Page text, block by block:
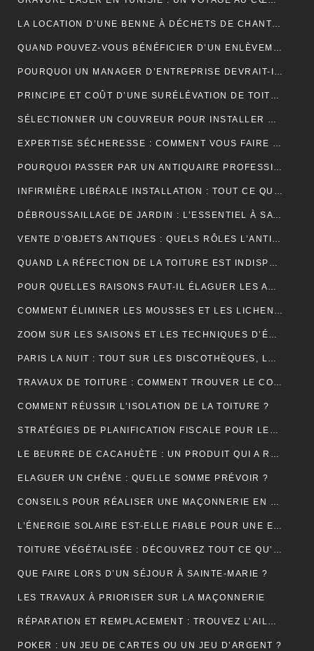
LA LOCATION D’UNE BENNE À DÉCHETS DE CHANTIER POUR UNE ENTREPRISE
QUAND POUVEZ-VOUS BÉNÉFICIER D’UN ENLÈVEMENT D’ÉPAVE GRATUIT EN FRANCE ? : GUIDE COMPLET
POURQUOI UN MANAGER D’ENTREPRISE DEVRAIT-IL SUIVRE UNE FORMATION EN COMMUNICATION ?
PRINCIPE ET COÛT D’UNE SURÉLÉVATION DE TOITURE
SÉLECTIONNER UN COUVREUR POUR INSTALLER ET ENTRETENIR VOTRE TOIT
EXPERTISE SÉCHERESSE : COMMENT VOUS FAIRE INDEMNISER PAR VOTRE ASSURANCE HABITATION ?
POURQUOI PASSER PAR UN ANTIQUAIRE PROFESSIONNEL ?
INFIRMIÈRE LIBÉRALE INSTALLATION : TOUT CE QUE VOUS DEVEZ SAVOIR
DÉBROUSSAILLAGE DE JARDIN : L’ESSENTIEL À SAVOIR SUR CETTE OPÉRATION
VENTE D’OBJETS ANTIQUES : QUELS RÔLES L’ANTIQUAIRE ASSURE-T-IL ?
QUAND LA RÉFECTION DE LA TOITURE EST INDISPENSABLE?
POUR QUELLES RAISONS FAUT-IL ÉLAGUER LES ARBUSTES ET LES ARBRES ?
COMMENT ÉLIMINER LES MOUSSES ET LES LICHENS ACCUMULÉS SUR LE TOIT ?
ZOOM SUR LES SAISONS ET LES TECHNIQUES D’ÉLAGAGE D’ARBRE
PARIS LA NUIT : TOUT SUR LES DISCOTHÈQUES, LES BARS ET LA VIE NOCTURNE
TRAVAUX DE TOITURE : COMMENT TROUVER LE COUVREUR IDÉAL?
COMMENT RÉUSSIR L’ISOLATION DE LA TOITURE ?
STRATÉGIES DE PLANIFICATION FISCALE POUR LES PETITES ET MOYENNES ENTREPRISES
LE BEURRE DE CACAHUÈTE : UN PRODUIT QUI A RÉSISTÉ À TOUTES LES GÉNÉRATIONS
ELAGUER UN CHÊNE : QUELLE SOMME PRÉVOIR ?
CONSEILS POUR RÉALISER UNE MAÇONNERIE EN BRIQUES OU EN PARPAINGS
L’ÉNERGIE SOLAIRE EST-ELLE FIABLE POUR UNE ENTREPRISE ?
TOITURE VÉGÉTALISÉE : DÉCOUVREZ TOUT CE QU’IL FAUT RETENIR À CE SUJET
QUE FAIRE LORS D’UN SÉJOUR À SAINTE-MARIE ?
LES TRAVAUX À PRIORISER SUR LA MAÇONNERIE
RÉPARATION ET REMPLACEMENT : TROUVEZ L’AILE ARRIÈRE PARFAITE POUR RESTAURER VOTRE VÉHICULE
POKER : UN JEU DE CARTES OU UN JEU D’ARGENT ?